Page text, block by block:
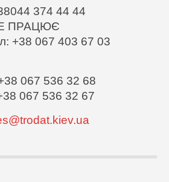
374 44 44
ПРАЦЮЄ
+38 067 403 67 03
067 536 32 68
067 536 32 67